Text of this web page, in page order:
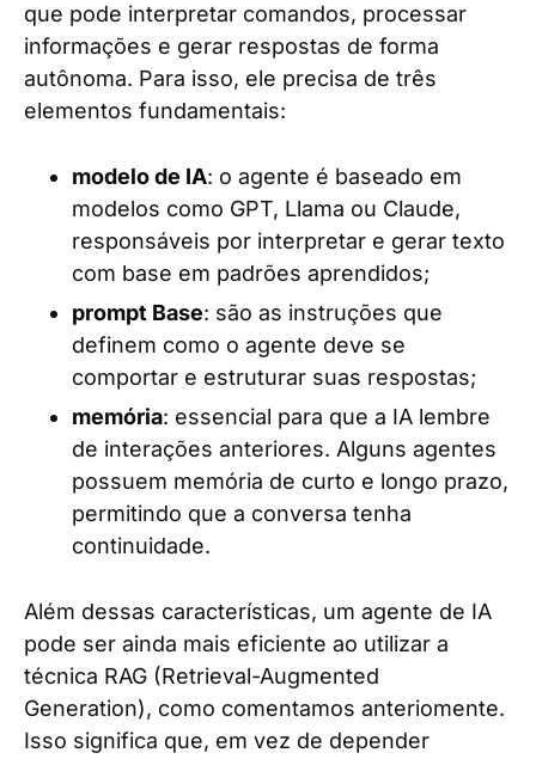
que pode interpretar comandos, processar
informações e gerar respostas de forma
autônoma. Para isso, ele precisa de três
elementos fundamentais:
modelo de IA: o agente é baseado em
modelos como GPT, Llama ou Claude,
responsáveis por interpretar e gerar texto
com base em padrões aprendidos;
prompt Base: são as instruções que
definem como o agente deve se
comportar e estruturar suas respostas;
memória: essencial para que a IA lembre
de interações anteriores. Alguns agentes
possuem memória de curto e longo prazo,
permitindo que a conversa tenha
continuidade.
Além dessas características, um agente de IA
pode ser ainda mais eficiente ao utilizar a
técnica RAG (Retrieval-Augmented
Generation), como comentamos anteriomente.
Isso significa que, em vez de depender